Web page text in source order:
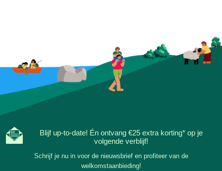
Blijf up-to-date! Én ontvang €25 extra korting* op je
volgende verblijf!
Schrijf je nu in voor de nieuwsbrief en profiteer van de
welkomstaanbieding!